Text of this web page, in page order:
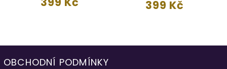
399 Kč
OBCHODNÍ PODMÍNKY